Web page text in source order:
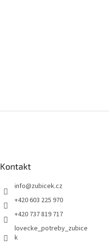
Kontakt
info@zubicek.cz
+420 603 225 970
+420 737 819 717
lovecke_potreby_zubice
k